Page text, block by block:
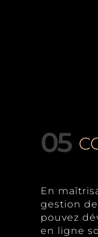
05
En
gestion
pouvez
en ligne